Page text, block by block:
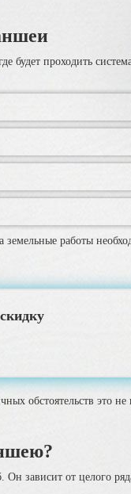
будет проходить
работы
обстоятельств это
Он зависит от целого